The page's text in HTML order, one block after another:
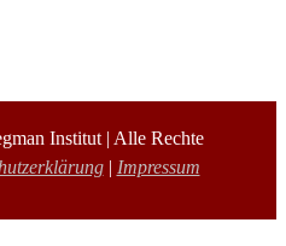
Institut | Alle Rechte
| Impressum